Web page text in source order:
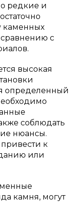
редкие и
каменных
с
высокая
определенный
соблюдать
нюансы.
к
или
камня, могут